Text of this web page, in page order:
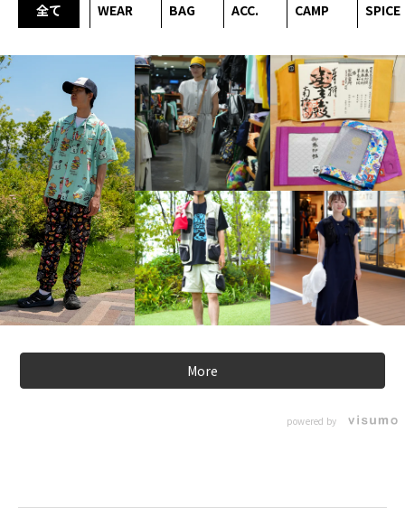
全て WEAR BAG ACC. CAMP SPICE
More
powered by